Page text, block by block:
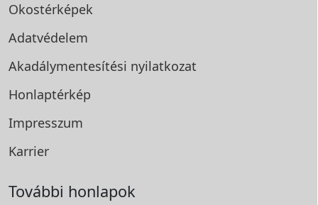
Okostérképek
Adatvédelem
Akadálymentesítési nyilatkozat
Honlaptérkép
Impresszum
Karrier
További honlapok